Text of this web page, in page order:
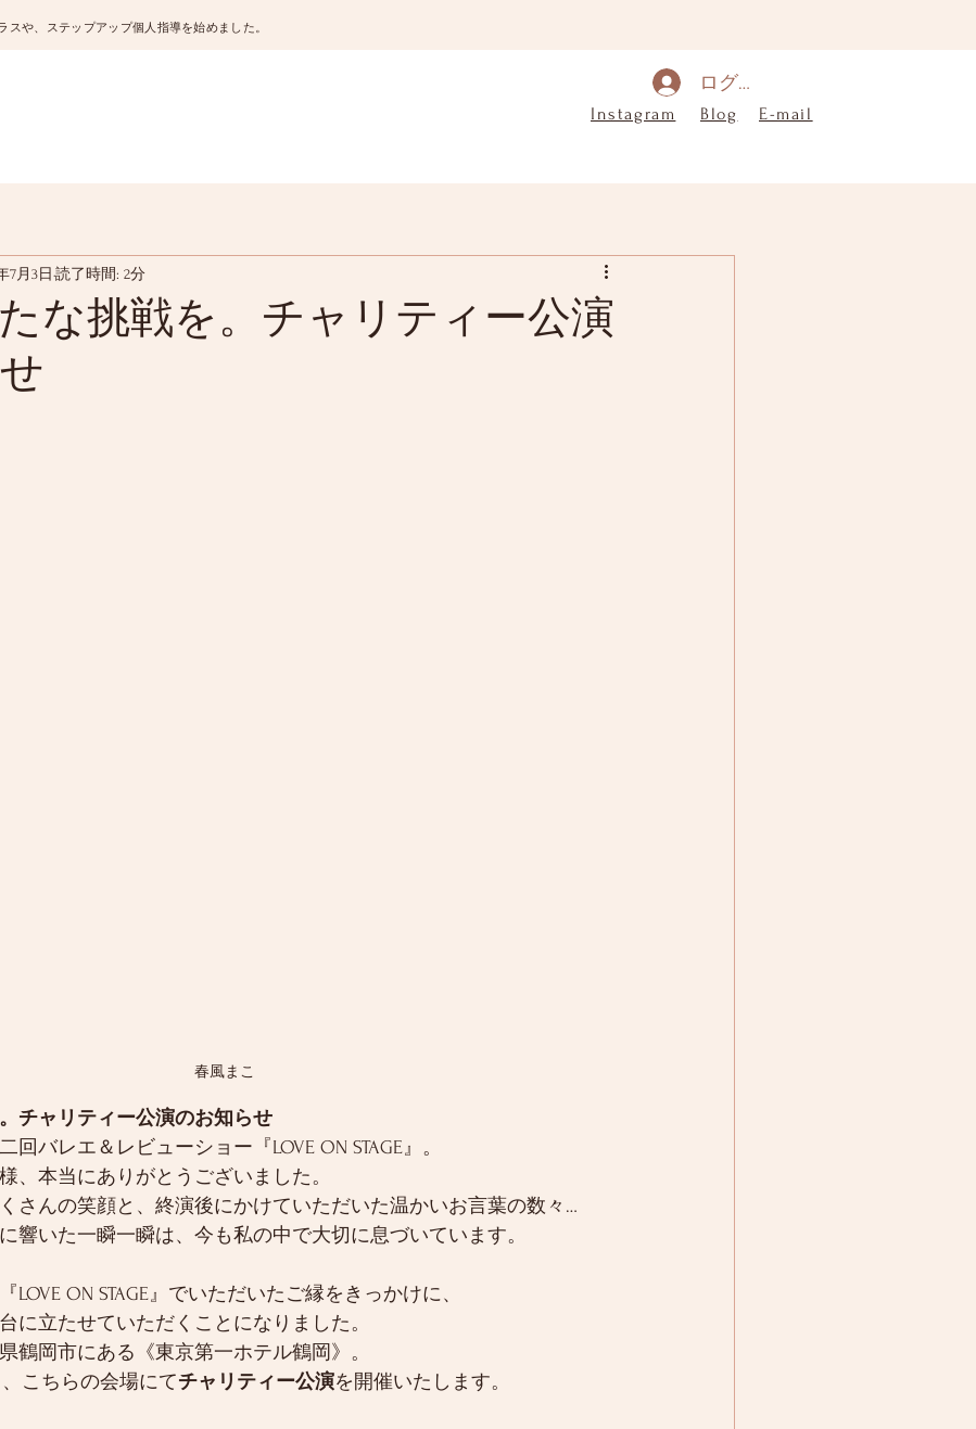
や、ステップアップ個人指導を始めました。
Instagram Blog E-mail
ログイン
な挑戦を。チャリティー公演
7月3日 読了時間: 2分
春風まこ
チャリティー公演のお知らせ
バレエ＆レビューショー『LOVE ON STAGE』。
、本当にありがとうございました。
さんの笑顔と、終演後にかけていただいた温かいお言葉の数々…
響いた一瞬一瞬は、今も私の中で大切に息づいています。
LOVE ON STAGE』でいただいたご縁をきっかけに、
に立たせていただくことになりました。
鶴岡市にある《東京第一ホテル鶴岡》。
、こちらの会場にてチャリティー公演を開催いたします。